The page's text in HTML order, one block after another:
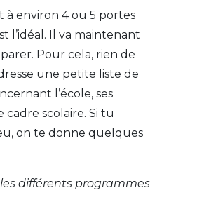
à environ 4 ou 5 portes
l’idéal. Il va maintenant
Pour cela, rien de
une petite liste de
l’école, ses
cadre scolaire. Si tu
on te donne quelques
différents programmes